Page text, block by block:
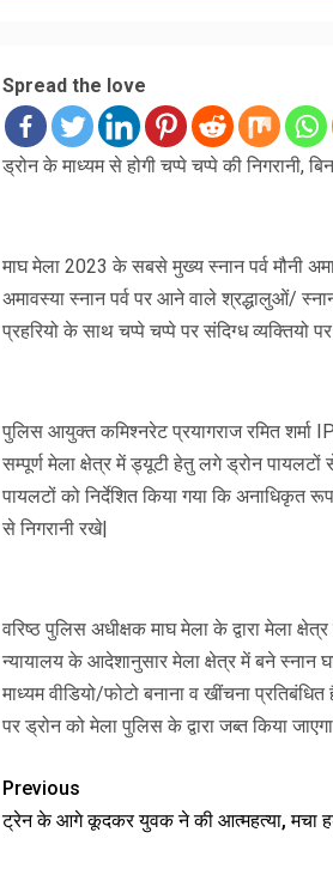
Spread the love
ड्रोन के माध्यम से होगी चप्पे चप्पे की निगरानी,
माघ मेला 2023 के सबसे मुख्य स्नान पर्व मौनी
अमावस्या स्नान पर्व पर आने वाले श्रद्धालुओं/
प्रहरियो के साथ चप्पे चप्पे पर संदिग्ध व्यक्तियो
पुलिस आयुक्त कमिश्नरेट प्रयागराज रमित शर्मा
सम्पूर्ण मेला क्षेत्र में ड्यूटी हेतु लगे ड्रोन
पायलटों को निर्देशित किया गया कि अनाधिकृत
से निगरानी रखे|
वरिष्ठ पुलिस अधीक्षक माघ मेला के द्वारा मेला
न्यायालय के आदेशानुसार मेला क्षेत्र में बने स्नान
माध्यम वीडियो/फोटो बनाना व खींचना
पर ड्रोन को मेला पुलिस के द्वारा जब्त किया
Previous
ट्रेन के आगे कूदकर युवक ने की आत्महत्या, मचा